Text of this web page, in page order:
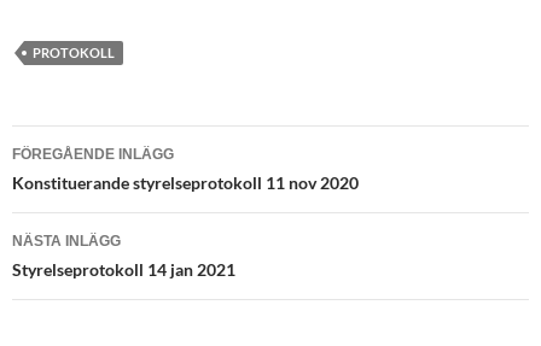
PROTOKOLL
Inläggsnavigering
FÖREGÅENDE INLÄGG
Konstituerande styrelseprotokoll 11 nov 2020
NÄSTA INLÄGG
Styrelseprotokoll 14 jan 2021